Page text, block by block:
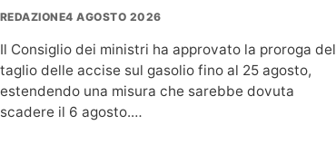
REDAZIONE4 AGOSTO 2026
Il Consiglio dei ministri ha approvato la proroga del
taglio delle accise sul gasolio fino al 25 agosto,
estendendo una misura che sarebbe dovuta
scadere il 6 agosto.…